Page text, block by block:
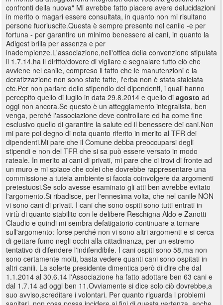
confronti della nuova" Mi avrebbe fatto piacere avere delucidazioni
in merito o magari essere consultata, in quanto non mi risultano
persone fuoriuscite.Questa è sempre presente nel canile -e per
fortuna - per garantire un minimo benessere ai cani, in quanto la
Adigest brilla per assenza e per
inadempienze.L'associazione,nell'ottica della convenzione stipulata
il 1.7.14,ha il diritto/dovere di vigilare e segnalare tutto ciò che
avviene nel canile, compreso il fatto che le manutenzioni e la
deratizzazione non sono state fatte, l'erba non è stata sfalciata
etc.Per non parlare dello stipendio dei dipendenti, i quali hanno
percepito quello di luglio in data 29.8.2014 e quello di agosto ad
oggi non ancora.Se questo è un atteggiamento integralista, ben
venga, perché l'associazione deve controllare ed ha come fine
esclusivo quello di garantire la salute ed il benessere dei cani.Non
mi pare poi degno di nota quanto riferito in merito al TFR dei
dipendenti.Mi pare che il Comune debba preoccuparsi degli
stipendi e non del TFR che si sa può essere versato in modo
rateale. In merito ai cani di privati, mi pare che ci trovi di fronte ad
un muro e mi spiace che colei che dovrebbe rappresentare una
commissione a tutela ambiente si faccia coinvolgere da argomenti
pretestuosi.Se solo avesse esaminato gli atti ben avrebbe evitato
l'argomento.Si ribadisce, per l'ennesima volta, che nel canile NON
vi sono cani di privati. I cani che sono ospiti sono tutti entrati in
virtù di quanto stabilito con le delibere Reschigna Aldo e Zanotti
Claudio e quindi mi sembra defatigatorio continuare a tornare
sull'argomento: forse perché non vi sono altri argomenti e si cerca
di gettare fumo negli occhi alla cittadinanza, per un estremo
tentativo di difendere l'indifendibile. I cani ospiti sono 58,ma non
sono certamente molti, basta vedere quanti cani sono ospitati in
altri canili. La solerte presidente dimentica però di dire che dal
1.1.2014 al 30.6.14 l'Associazione ha fatto adottare ben 63 cani e
dal 1.7.14 ad oggi ben 11.Ovviamente si dice solo ciò dovrebbe,a
suo avviso,screditare i volontari. Per quanto riguarda i problemi